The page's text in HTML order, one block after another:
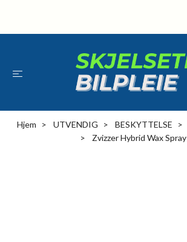
Hjem UTVENDIG BESKYTTELSE
Zvizzer Hybrid Wax Spray